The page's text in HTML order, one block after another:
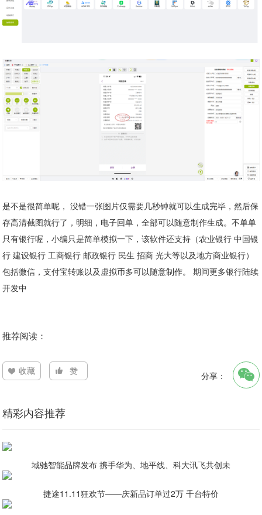
是不是很简单呢， 没错一张图片仅需要几秒钟就可以生成完毕，然后保
存高清截图就行了，明细，电子回单，全部可以随意制作生成。不单单
只有银行喔，小编只是简单模拟一下，该软件还支持（农业银行 中国银
行 建设银行 工商银行 邮政银行 民生 招商 光大等以及地方商业银行）
包括微信，支付宝转账以及虚拟币多可以随意制作。 期间更多银行陆续
开发中
推荐阅读：
收藏 赞 分享：
精彩内容推荐
域驰智能品牌发布 携手华为、地平线、科大讯飞共创未
捷途11.11狂欢节——庆新品订单过2万 千台特价